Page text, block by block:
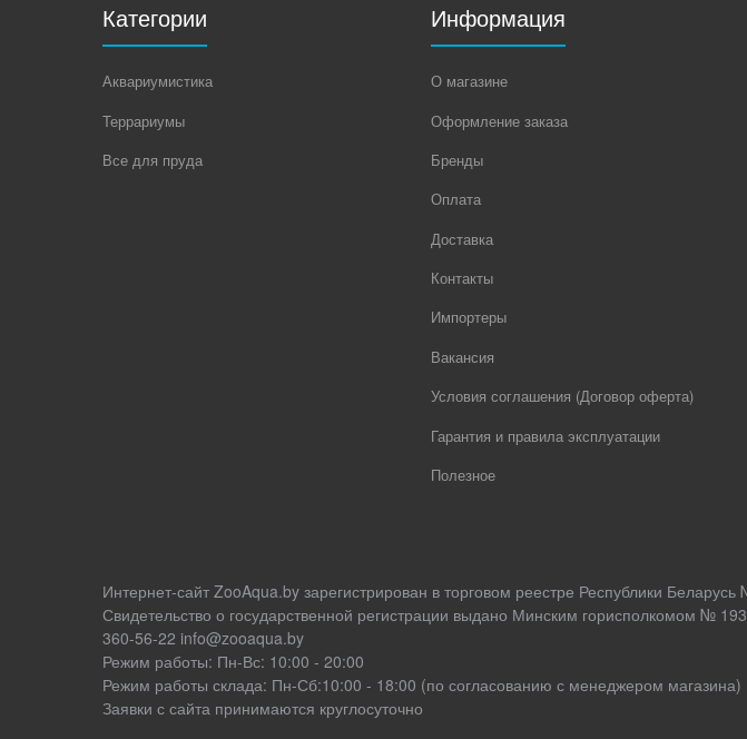
Категории
Аквариумистика
Террариумы
Все для пруда
Информация
О магазине
Оформление заказа
Бренды
Оплата
Доставка
Контакты
Импортеры
Вакансия
Условия соглашения (Договор оферта)
Гарантия и правила эксплуатации
Полезное
Интернет-сайт ZooAqua.by зарегистрирован в торговом реестре Республики
Свидетельство о государственной регистрации выдано Минским горисполкомом №
360-56-22 info@zooaqua.by
Режим работы: Пн-Вс: 10:00 - 20:00
Режим работы склада: Пн-Сб:10:00 - 18:00 (по согласованию с менеджером магазина)
Заявки с сайта принимаются круглосуточно